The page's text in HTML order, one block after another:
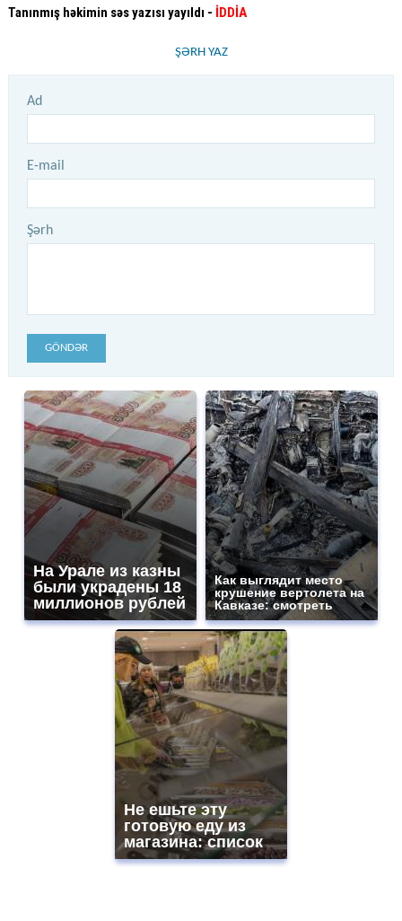
Tanınmış həkimin səs yazısı yayıldı - İDDİA
ŞƏRH YAZ
Ad
E-mail
Şərh
GÖNDƏR
На Урале из казны
были украдены 18
миллионов рублей
Как выглядит место
крушение вертолета на
Кавказе: смотреть
Не ешьте эту
готовую еду из
магазина: список